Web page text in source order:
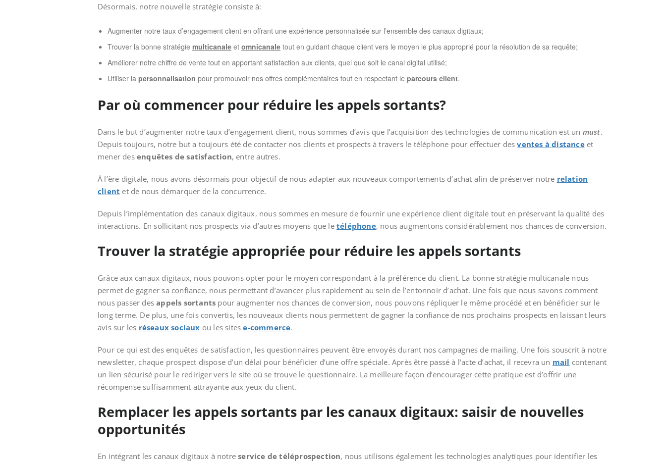
Désormais, notre nouvelle stratégie consiste à:
Augmenter notre taux d’engagement client en offrant une expérience personnalisée sur l’ensemble des canaux digitaux;
Trouver la bonne stratégie multicanale et omnicanale tout en guidant chaque client vers le moyen le plus approprié pour la résolution de sa requête;
Améliorer notre chiffre de vente tout en apportant satisfaction aux clients, quel que soit le canal digital utilisé;
Utiliser la personnalisation pour promouvoir nos offres complémentaires tout en respectant le parcours client.
Par où commencer pour réduire les appels sortants?
Dans le but d’augmenter notre taux d’engagement client, nous sommes d’avis que l’acquisition des technologies de communication est un must.
Depuis toujours, notre but a toujours été de contacter nos clients et prospects à travers le téléphone pour effectuer desventes à distanceet
mener des enquêtes de satisfaction, entre autres.
À l’ère digitale, nous avons désormais pour objectif de nous adapter aux nouveaux comportements d’achat afin de préserver notre relation
client et de nous démarquer de la concurrence.
Depuis l’implémentation des canaux digitaux, nous sommes en mesure de fournir une expérience client digitale tout en préservant la qualité des
interactions. En sollicitant nos prospects via d’autres moyens que letéléphone, nous augmentons considérablement nos chances de conversion.
Trouver la stratégie appropriée pour réduire les appels sortants
Grâce aux canaux digitaux, nous pouvons opter pour le moyen correspondant à la préférence du client. La bonne stratégie multicanale nous
permet de gagner sa confiance, nous permettant d’avancer plus rapidement au sein de l’entonnoir d’achat. Une fois que nous savons comment
nous passer desappels sortants pour augmenter nos chances de conversion, nous pouvons répliquer le même procédé et en bénéficier sur le
long terme. De plus, une fois convertis, les nouveaux clients nous permettent de gagner la confiance de nos prochains prospects en laissant leurs
avis sur les réseaux sociaux ou les sitese-commerce.
Pour ce qui est des enquêtes de satisfaction, les questionnaires peuvent être envoyés durant nos campagnes de mailing. Une fois souscrit à notre
newsletter, chaque prospect dispose d’un délai pour bénéficier d’une offre spéciale. Après être passé à l’acte d’achat, il recevra un mail contenant
un lien sécurisé pour le rediriger vers le site où se trouve le questionnaire. La meilleure façon d’encourager cette pratique est d’offrir une
récompense suffisamment attrayante aux yeux du client.
Remplacer les appels sortants par les canaux digitaux: saisir de nouvelles
opportunités
En intégrant les canaux digitaux à notreservice de téléprospection, nous utilisons également les technologies analytiques pour identifier les